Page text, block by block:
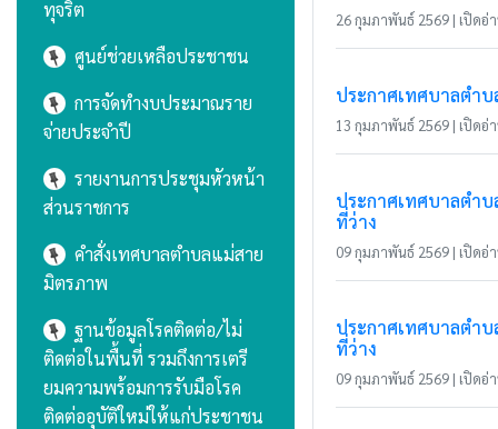
ทุจริต
ศูนย์ช่วยเหลือประชาชน
การจัดทำงบประมาณราย
จ่ายประจำปี
รายงานการประชุมหัวหน้า
ส่วนราชการ
คำสั่งเทศบาลตำบลแม่สาย
มิตรภาพ
ฐานข้อมูลโรคติดต่อ/ไม่
ติดต่อในพื้นที่ รวมถึงการเตรี
ยมความพร้อมการรับมือโรค
ติดต่ออุบัติใหม่ให้แก่ประชาชน
26 กุมภาพันธ์ 2569 | เปิดอ่
ประกาศเทศบาลตำ
13 กุมภาพันธ์ 2569 | เปิดอ่
ประกาศเทศบาลตำ
ที่ว่าง
09 กุมภาพันธ์ 2569 | เปิดอ่
ประกาศเทศบาลตำ
ที่ว่าง
09 กุมภาพันธ์ 2569 | เปิดอ่